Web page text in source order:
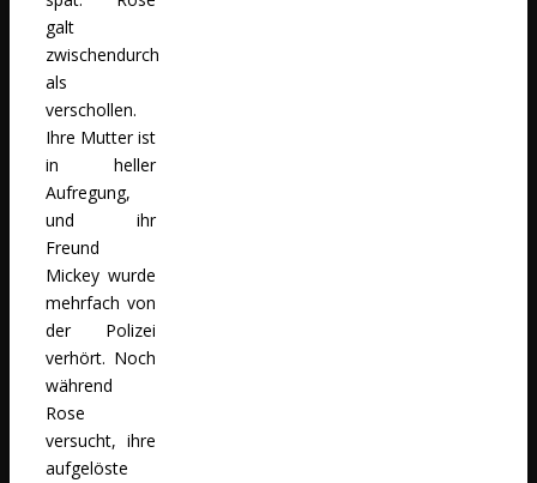
galt
zwischendurch
als
verschollen.
Ihre Mutter ist
in heller
Aufregung,
und ihr
Freund
Mickey wurde
mehrfach von
der Polizei
verhört. Noch
während
Rose
versucht, ihre
aufgelöste